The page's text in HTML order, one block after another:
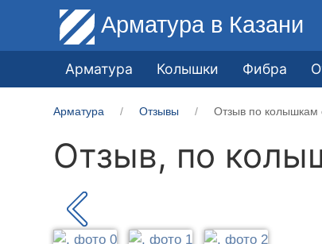
Арматура в Казани
Арматура Колышки Фибра
Арматура Отзывы Отзыв по колышкам
Отзыв, по